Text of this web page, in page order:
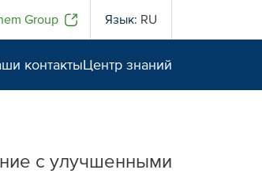
Group Язык: RU
контактыЦентр знаний
с улучшенными